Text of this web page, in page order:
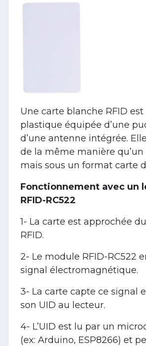
Une carte blanche RFID
plastique équipée d’une
d’une antenne intégrée.
de la même manière qu’un
mais sous un format carte
Fonctionnement avec un
RFID-RC522
1- La carte est approchée
RFID.
2- Le module RFID-RC522
signal électromagnétique.
3- La carte capte ce signal
son UID au lecteur.
4- L’UID est lu par un
(ex: Arduino, ESP8266) et